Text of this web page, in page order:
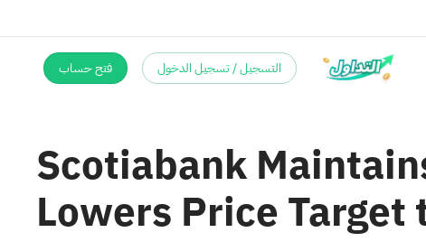
التسجيل / تسجيل الدخول فتح حساب
Scotiabank
Lowers Price Target